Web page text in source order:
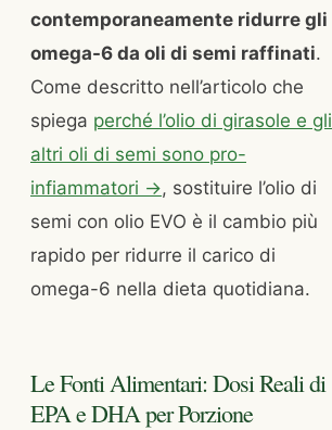
contemporaneamente ridurre gli
omega-6 da oli di semi raffinati.
Come descritto nell’articolo che
spiega perché l’olio di girasole e gli
altri oli di semi sono pro-
infiammatori →, sostituire l’olio di
semi con olio EVO è il cambio più
rapido per ridurre il carico di
omega-6 nella dieta quotidiana.
Le Fonti Alimentari: Dosi Reali di
EPA e DHA per Porzione